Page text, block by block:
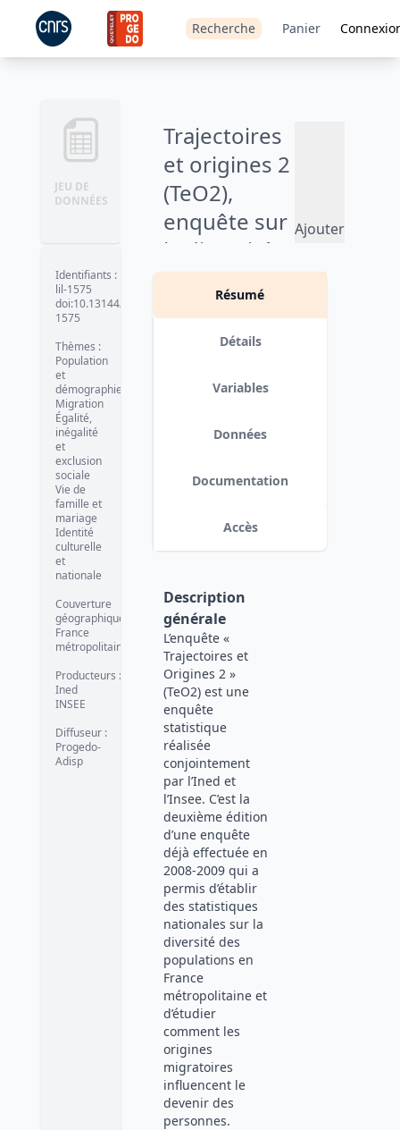
Recherche Panier
JEU DE
DONNÉES
Trajectoires
et origines 2
(TeO2),
enquête sur
la diversité
des
populations
en France -
Ajouter
panier
Version 3 : modifications apportées
2024-09-20
Identifiants :
lil-1575
doi:10.13144/lil-
1575
Thèmes :
Population
et
démographie
Migration
Égalité,
inégalité
et
exclusion
sociale
Vie de
famille et
mariage
Identité
culturelle
et
nationale
Couverture
géographique
France
métropolitaine
Producteurs :
Ined
INSEE
Diffuseur :
Progedo-
Adisp
Résumé
Détails
Variables
Données
Documentation
Accès
Description
générale
L’enquête «
Trajectoires et
Origines 2 »
(TeO2) est une
enquête
statistique
réalisée
conjointement
par l’Ined et
l’Insee. C’est la
deuxième édition
d’une enquête
déjà effectuée en
2008-2009 qui a
permis d’établir
des statistiques
nationales sur la
diversité des
populations en
France
métropolitaine et
d’étudier
comment les
origines
migratoires
influencent le
devenir des
personnes.